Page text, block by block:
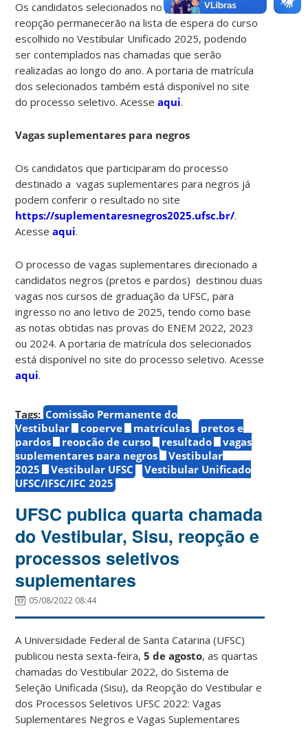
Os candidatos selecionados no processo de
reopção permanecerão na lista de espera do curso
escolhido no Vestibular Unificado 2025, podendo
ser contemplados nas chamadas que serão
realizadas ao longo do ano. A portaria de matrícula
dos selecionados também está disponível no site
do processo seletivo. Acesseaqui.
Vagas suplementares para negros
Os candidatos que participaram do processo
destinado a vagas suplementares para negros já
podem conferir o resultado no site
https://suplementaresnegros2025.ufsc.br/.
Acesseaqui.
O processo de vagas suplementares direcionado a
candidatos negros (pretos e pardos) destinou duas
vagas nos cursos de graduação da UFSC, para
ingresso no ano letivo de 2025, tendo como base
as notas obtidas nas provas do ENEM 2022, 2023
ou 2024. A portaria de matrícula dos selecionados
está disponível no site do processo seletivo. Acesse
aqui.
Tags: Comissão Permanente do
Vestibular
coperve matrículas
pretos e
pardos
reopção de curso resultado
vagas
suplementares para negros
Vestibular
2025
Vestibular UFSC
Vestibular Unificado
UFSC/IFSC/IFC 2025
UFSC publica quarta chamada
do Vestibular, Sisu, reopção e
processos seletivos
suplementares
05/08/2022 08:44
A Universidade Federal de Santa Catarina (UFSC)
publicou nesta sexta-feira,5 de agosto, as quartas
chamadas do Vestibular 2022, do Sistema de
Seleção Unificada (Sisu), da Reopção do Vestibular e
dos Processos Seletivos UFSC 2022: Vagas
Suplementares Negros e Vagas Suplementares